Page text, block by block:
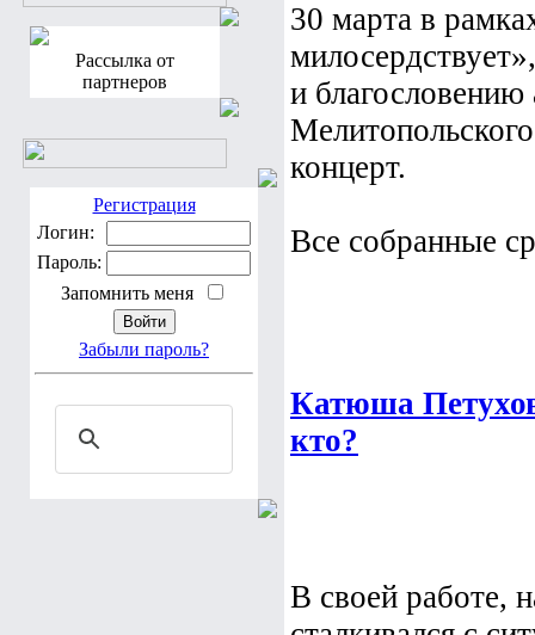
Рассылка от
партнеров
Регистрация
Логин:
Пароль:
Запомнить меня
Забыли пароль?
30 марта в
и благословению
концерт.
Все собранные
Катюша
кто?
В своей работе,